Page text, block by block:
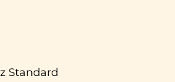
Standard